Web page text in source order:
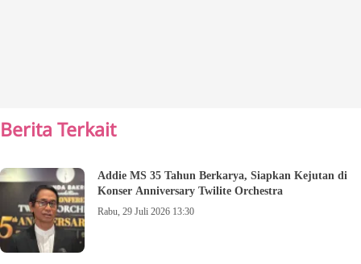
Berita Terkait
Addie MS 35 Tahun Berkarya, Siapkan Kejutan di
Konser Anniversary Twilite Orchestra
Rabu, 29 Juli 2026 13:30